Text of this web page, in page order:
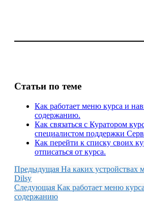
Статьи по теме
Как работает меню курса и
содержанию.
Как связаться с Куратором
специалистом поддержки
Как перейти к списку своих
отписаться от курса.
Предыдущая На каких устройствах
Dilsy
Следующая Как работает меню
содержанию